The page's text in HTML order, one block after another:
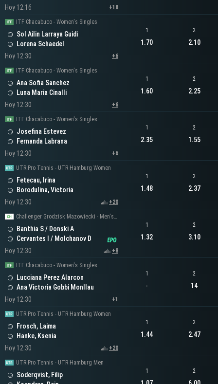
Hoy 12:16
+18
ITF Chacabuco - Women's Singles
Sol Ailin Larraya Guidi
Lorena Schaedel
Hoy 12:30
+6
1
1.70
2
2.10
ITF Chacabuco - Women's Singles
Ana Sofia Sanchez
Luna Maria Cinalli
Hoy 12:30
+6
1
1.60
2
2.25
ITF Chacabuco - Women's Singles
Josefina Estevez
Fernanda Labrana
Hoy 12:30
+6
1
2.35
2
1.55
UTR Pro Tennis - UTR Hamburg Women
Fetecau, Irina
Borodulina, Victoria
Hoy 12:30
+20
1
1.48
2
2.37
Challenger Grodzisk Mazowiecki - Men's Doubles
Banthia S / Donski A
Cervantes I / Molchanov D
Hoy 12:30
+8
1
1.32
2
3.10
ITF Chacabuco - Women's Singles
Lucciana Perez Alarcon
Ana Victoria Gobbi Monllau
Hoy 12:30
+1
1
-
2
14
UTR Pro Tennis - UTR Hamburg Women
Frosch, Laima
Hanke, Ksenia
Hoy 12:30
+20
1
1.44
2
2.47
UTR Pro Tennis - UTR Hamburg Men
Soderqvist, Filip
1 2